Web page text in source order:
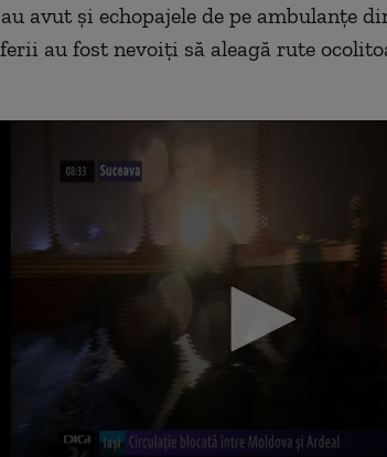
avut și echopajele de pe ambulanțe
au fost nevoiți să aleagă rute